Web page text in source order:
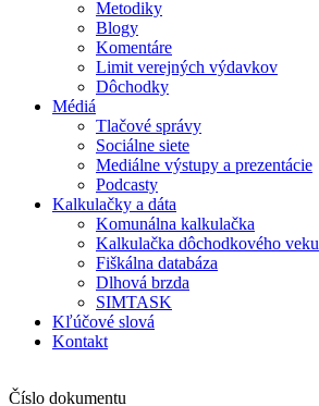
Metodiky
Blogy
Komentáre
Limit verejných výdavkov
Dôchodky
Médiá
Tlačové správy
Sociálne siete
Mediálne výstupy a prezentácie
Podcasty
Kalkulačky a dáta
Komunálna kalkulačka
Kalkulačka dôchodkového veku
Fiškálna databáza
Dlhová brzda
SIMTASK
Kľúčové slová
Kontakt
Číslo dokumentu